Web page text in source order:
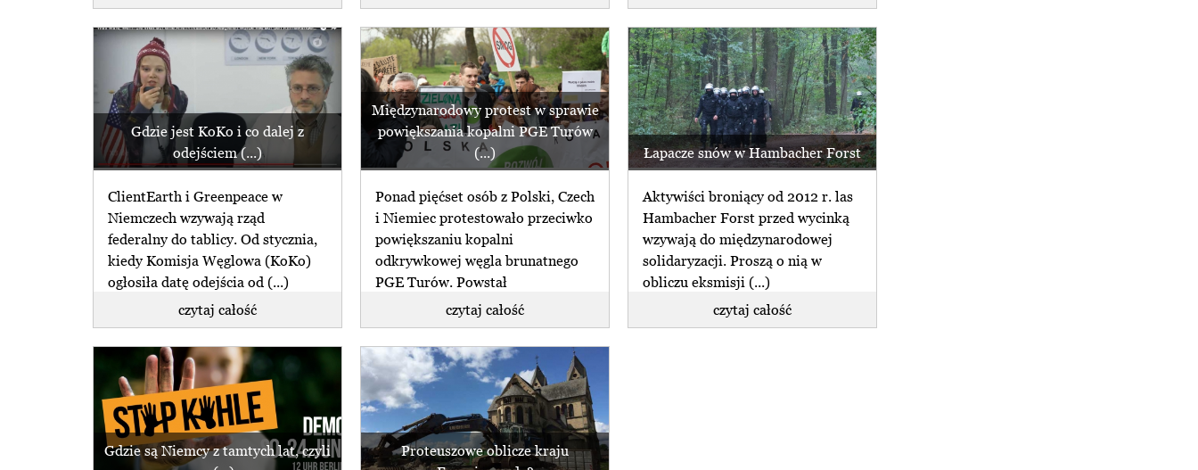
Gdzie jest KoKo i co dalej z
odejściem (...)
ClientEarth i Greenpeace w
Niemczech wzywają rząd
federalny do tablicy. Od stycznia,
kiedy Komisja Węglowa (KoKo)
ogłosiła datę odejścia od (...)
czytaj całość
Międzynarodowy protest w sprawie
powiększania kopalni PGE Turów
(...)
Ponad pięćset osób z Polski, Czech
i Niemiec protestowało przeciwko
powiększaniu kopalni
odkrywkowej węgla brunatnego
PGE Turów. Powstał
międzynarodowy łańcuch (...)
czytaj całość
Łapacze snów w Hambacher Forst
Aktywiści broniący od 2012 r. las
Hambacher Forst przed wycinką
wzywają do międzynarodowej
solidaryzacji. Proszą o nią w
obliczu eksmisji (...)
czytaj całość
Gdzie są Niemcy z tamtych lat, czyli
Proteuszowe oblicze kraju